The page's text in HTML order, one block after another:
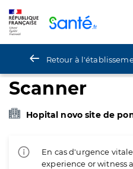
Retour à
Scanner
Hopital novo site de
En cas d'urgence
experience or witness